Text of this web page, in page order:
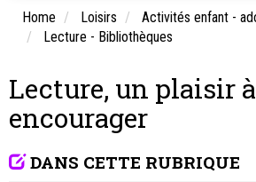
Home Loisirs
Activités enfant -
Lecture - Bibliothèques
Lecture, un plaisir à
encourager
DANS CETTE RUBRIQUE